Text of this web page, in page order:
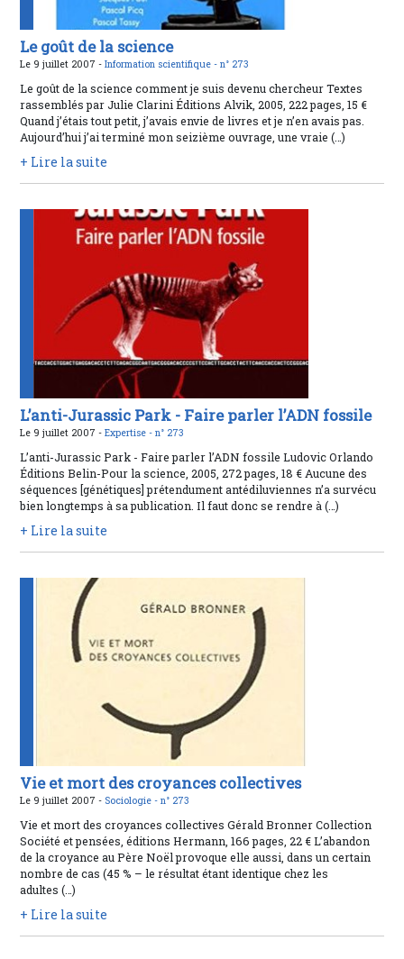
Le goût de la science
Le 9 juillet 2007 -Information scientifique -n° 273
Le goût de la science comment je suis devenu chercheur Textes
rassemblés par Julie Clarini Éditions Alvik, 2005, 222 pages, 15 €
Quand j’étais tout petit, j’avais envie de livres et je n’en avais pas.
Aujourd’hui j’ai terminé mon seizième ouvrage, une vraie (…)
+ Lire la suite
L’anti-Jurassic Park - Faire parler l’ADN fossile
Le 9 juillet 2007 -Expertise -n° 273
L’anti-Jurassic Park - Faire parler l’ADN fossile Ludovic Orlando
Éditions Belin-Pour la science, 2005, 272 pages, 18 € Aucune des
séquences [génétiques] prétendument antédiluviennes n’a survécu
bien longtemps à sa publication. Il faut donc se rendre à (…)
+ Lire la suite
Vie et mort des croyances collectives
Le 9 juillet 2007 - Sociologie -n° 273
Vie et mort des croyances collectives Gérald Bronner Collection
Société et pensées, éditions Hermann, 166 pages, 22 € L’abandon
de la croyance au Père Noël provoque elle aussi, dans un certain
nombre de cas (45 % – le résultat étant identique chez les
adultes (…)
+ Lire la suite